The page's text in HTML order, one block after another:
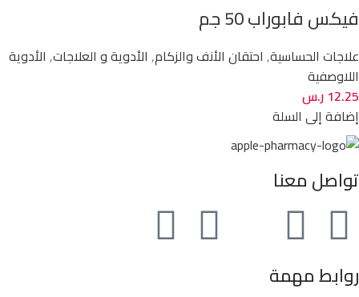
فيكس فابوراب 50 جم
علاجات الحساسية, احتقان الأنف والزكام, الأدوية و العلاجات, الأدوية
اللاوصفية
12.25 ر.س
إضافة إلى السلة
تواصل معنا
روابط مهمة